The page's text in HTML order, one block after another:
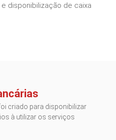
disponibilização de caixa
criado para disponibilizar
à utilizar os serviços